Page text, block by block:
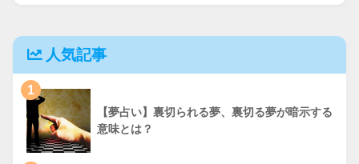
人気記事
1
【夢占い】裏切られる夢、裏切る夢が暗示する
意味とは？